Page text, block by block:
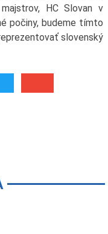
HC Slovan v
počiny, budeme tímto
slovenský